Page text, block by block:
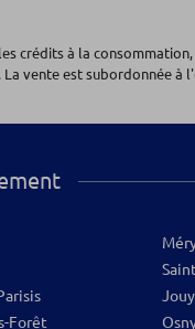
crédits à la
vente est subordonnée à
Forêt